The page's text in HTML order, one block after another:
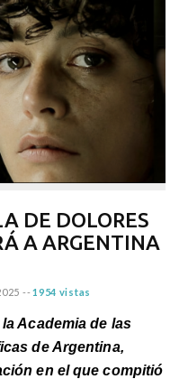
DE DOLORES
A ARGENTINA
--1954 vistas
Academia de las
de Argentina,
en el que compitió